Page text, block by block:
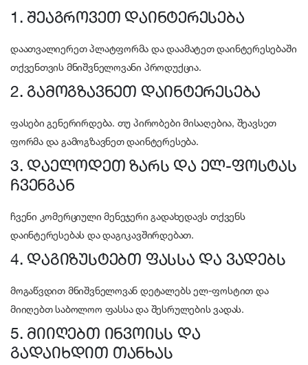
1. შეაგროვეთ დაინტერესება
დაათვალიერეთ პლატფორმა და დაამატეთ დაინტერესებაში
თქვენთვის მნიშვნელოვანი პროდუქცია.
2. გამოგზავნეთ დაინტერესება
ფასები გენერირდება. თუ პირობები მისაღებია, შეავსეთ
ფორმა და გამოგზავნეთ დაინტერესება.
3. დაელოდეთ ზარს და ელ-ფოსტას
ჩვენგან
ჩვენი კომერციული მენეჯერი გადახედავს თქვენს
დაინტერესებას და დაგიკავშირდებათ.
4. დაგიზუსტებთ ფასსა და ვადებს
მოგაწვდით მნიშვნელოვან დეტალებს ელ-ფოსტით და
მიიღებთ საბოლოო ფასსა და შესრულების ვადას.
5. მიიღებთ ინვოისს და
გადაიხდით თანხას